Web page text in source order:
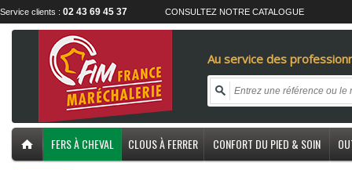
Service clients : 02 43 69 45 37 CONSULTEZ NOTRE CATALOGUE
Au service des
FERS À CHEVAL CLOUS À FERRER CONFORT DU PIED & SOIN